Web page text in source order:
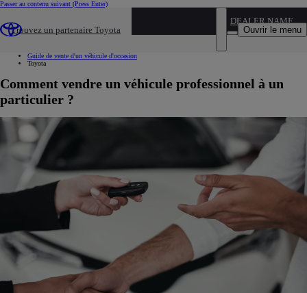
Passer au contenu suivant (Press Enter)
Trouvez un partenaire Toyota
DEALER NAME
Ouvrir le menu
Guide de vente d'un véhicule d'occasion
Toyota
Comment vendre un véhicule professionnel à un
particulier ?